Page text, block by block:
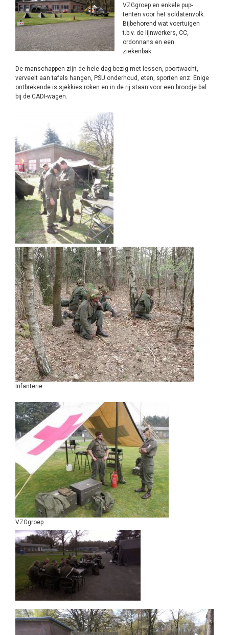
VZGgroep en enkele pup-
tenten voor het soldatenvolk.
Bijbehorend wat voertuigen
t.b.v. de lijnwerkers, CC,
ordonnans en een
ziekenbak.
De manschappen zijn de hele dag bezig met lessen, poortwacht,
verveelt aan tafels hangen, PSU onderhoud, eten, sporten enz. Enige
ontbrekende is sjekkies roken en in de rij staan voor een broodje bal
bij de CADI-wagen.
Infanterie
VZGgroep